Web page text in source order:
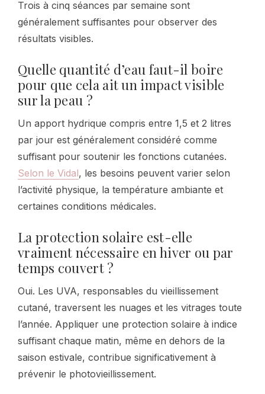
Trois à cinq séances par semaine sont
généralement suffisantes pour observer des
résultats visibles.
Quelle quantité d’eau faut-il boire
pour que cela ait un impact visible
sur la peau ?
Un apport hydrique compris entre 1,5 et 2 litres
par jour est généralement considéré comme
suffisant pour soutenir les fonctions cutanées.
Selon le Vidal, les besoins peuvent varier selon
l’activité physique, la température ambiante et
certaines conditions médicales.
La protection solaire est-elle
vraiment nécessaire en hiver ou par
temps couvert ?
Oui. Les UVA, responsables du vieillissement
cutané, traversent les nuages et les vitrages toute
l’année. Appliquer une protection solaire à indice
suffisant chaque matin, même en dehors de la
saison estivale, contribue significativement à
prévenir le photovieillissement.